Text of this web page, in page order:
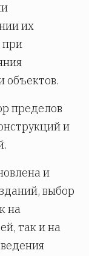
их
при
объектов.
пределов
и
и
выбор
на
так и на